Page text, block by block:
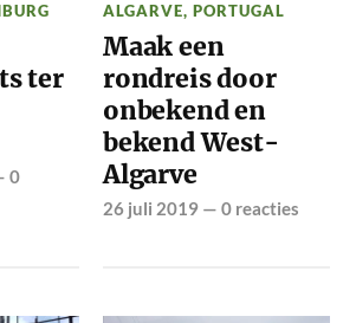
ter
0
ALGARVE,PORTUGAL
Maak een
rondreis door
onbekend en
bekend West-
Algarve
26 juli 2019 —0 reacties